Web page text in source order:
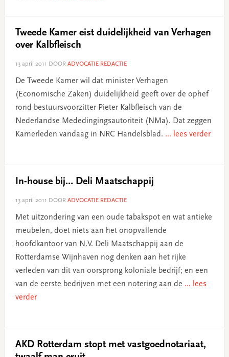
Tweede Kamer eist duidelijkheid van Verhagen
over Kalbfleisch
13 april 2011 DOOR ADVOCATIE REDACTIE
De Tweede Kamer wil dat minister Verhagen
(Economische Zaken) duidelijkheid geeft over de ophef
rond bestuursvoorzitter Pieter Kalbfleisch van de
Nederlandse Mededingingsautoriteit (NMa). Dat zeggen
Kamerleden vandaag in NRC Handelsblad. ... lees verder
In-house bij… Deli Maatschappij
13 april 2011 DOOR ADVOCATIE REDACTIE
Met uitzondering van een oude tabakspot en wat antieke
meubelen, doet niets aan het onopvallende
hoofdkantoor van N.V. Deli Maatschappij aan de
Rotterdamse Wijnhaven nog denken aan het rijke
verleden van dit van oorsprong koloniale bedrijf; en een
van de eerste bedrijven met een notering aan de ... lees
verder
AKD Rotterdam stopt met vastgoednotariaat,